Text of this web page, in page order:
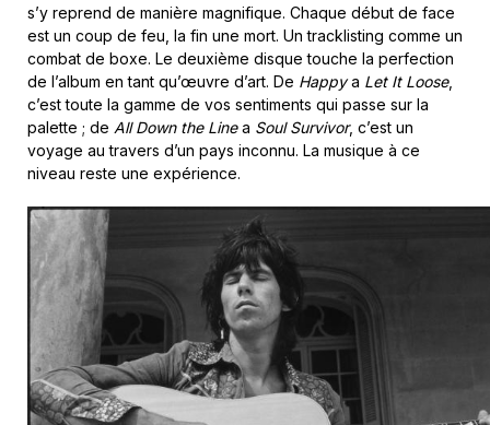
s’y reprend de manière magnifique. Chaque début de face
est un coup de feu, la fin une mort. Un tracklisting comme un
combat de boxe. Le deuxième disque touche la perfection
de l’album en tant qu’œuvre d’art. De Happya Let It Loose,
c’est toute la gamme de vos sentiments qui passe sur la
palette ; de All Down the Linea Soul Survivor, c’est un
voyage au travers d’un pays inconnu. La musique à ce
niveau reste une expérience.